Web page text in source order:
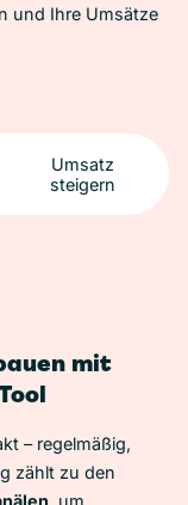
und Ihre Umsätze
Umsatz
steigern
mit
– regelmäßig,
zählt zu den
, um